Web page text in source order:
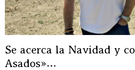
Se acerca la Navidad y
Asados»…